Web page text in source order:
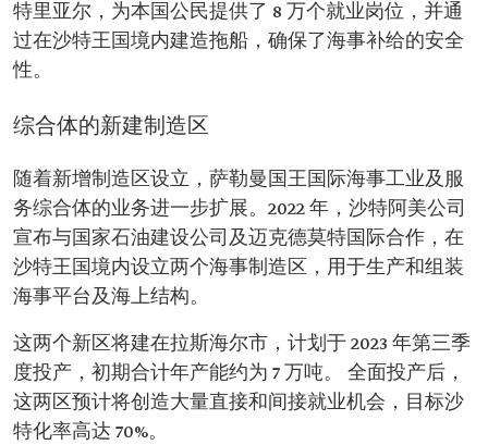
特里亚尔，为本国公民提供了 8 万个就业岗位，并通
过在沙特王国境内建造拖船，确保了海事补给的安全
性。
综合体的新建制造区
随着新增制造区设立，萨勒曼国王国际海事工业及服
务综合体的业务进一步扩展。2022 年，沙特阿美公司
宣布与国家石油建设公司及迈克德莫特国际合作，在
沙特王国境内设立两个海事制造区，用于生产和组装
海事平台及海上结构。
这两个新区将建在拉斯海尔市，计划于 2023 年第三季
度投产，初期合计年产能约为 7 万吨。 全面投产后，
这两区预计将创造大量直接和间接就业机会，目标沙
特化率高达 70%。